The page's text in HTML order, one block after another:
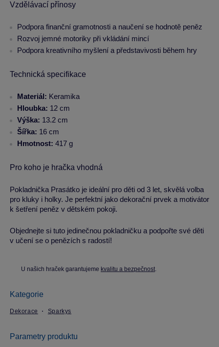
Vzdělávací přínosy
Podpora finanční gramotnosti a naučení se hodnotě peněz
Rozvoj jemné motoriky při vkládání mincí
Podpora kreativního myšlení a představivosti během hry
Technická specifikace
Materiál: Keramika
Hloubka: 12 cm
Výška: 13.2 cm
Šířka: 16 cm
Hmotnost: 417 g
Pro koho je hračka vhodná
Pokladnička Prasátko je ideální pro děti od 3 let, skvělá volba
pro kluky i holky. Je perfektní jako dekorační prvek a motivátor
k šetření peněz v dětském pokoji.
Objednejte si tuto jedinečnou pokladničku a podpořte své děti
v učení se o penězích s radostí!
U našich hraček garantujeme kvalitu a bezpečnost.
Kategorie
Dekorace Sparkys
Parametry produktu